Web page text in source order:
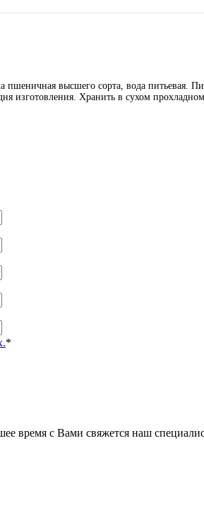
высшего сорта, вода питьевая.
изготовления. Хранить в сухом
*
время с Вами свяжется наш